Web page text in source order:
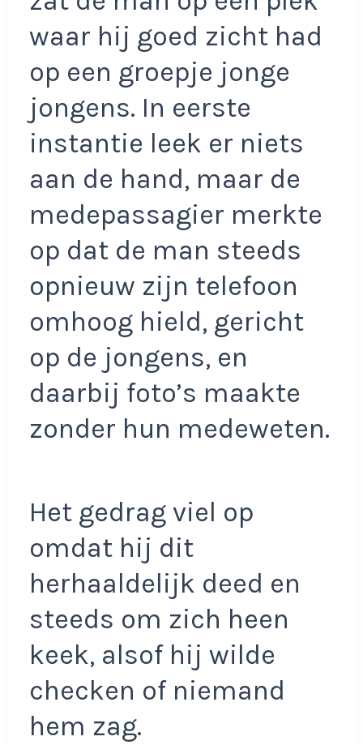
waar hij goed zicht had
op een groepje jonge
jongens. In eerste
instantie leek er niets
aan de hand, maar de
medepassagier merkte
op dat de man steeds
opnieuw zijn telefoon
omhoog hield, gericht
op de jongens, en
daarbij foto’s maakte
zonder hun medeweten.
Het gedrag viel op
omdat hij dit
herhaaldelijk deed en
steeds om zich heen
keek, alsof hij wilde
checken of niemand
hem zag.